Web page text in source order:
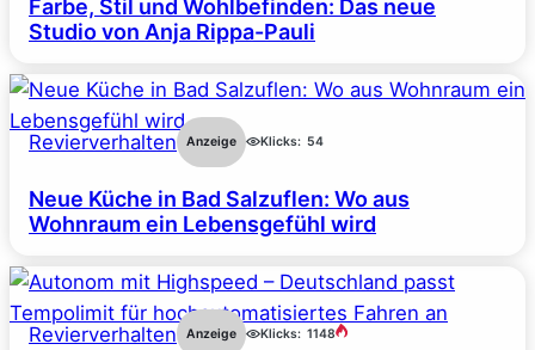
Farbe, Stil und Wohlbefinden: Das neue
Studio von Anja Rippa-Pauli
Revierverhalten Anzeige Klicks: 54
Neue Küche in Bad Salzuflen: Wo aus
Wohnraum ein Lebensgefühl wird
Revierverhalten Anzeige Klicks: 1148